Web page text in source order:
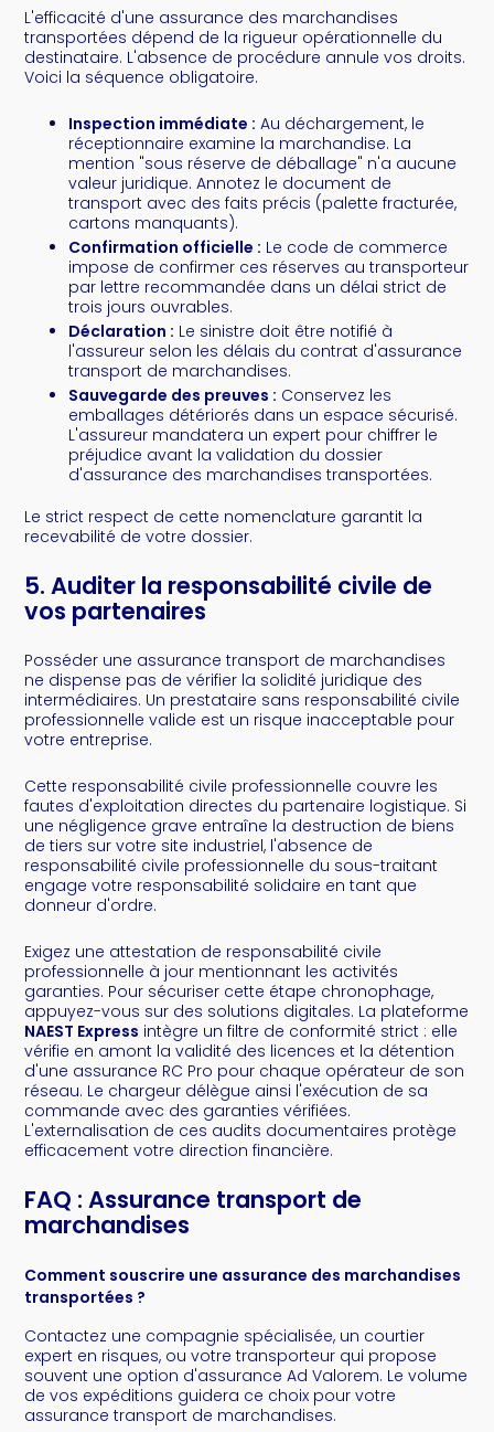
L'efficacité d'une assurance des marchandises
transportées dépend de la rigueur opérationnelle du
destinataire. L'absence de procédure annule vos droits.
Voici la séquence obligatoire.
Inspection immédiate : Au déchargement, le
réceptionnaire examine la marchandise. La
mention "sous réserve de déballage" n'a aucune
valeur juridique. Annotez le document de
transport avec des faits précis (palette fracturée,
cartons manquants).
Confirmation officielle : Le code de commerce
impose de confirmer ces réserves au transporteur
par lettre recommandée dans un délai strict de
trois jours ouvrables.
Déclaration : Le sinistre doit être notifié à
l'assureur selon les délais du contrat d'assurance
transport de marchandises.
Sauvegarde des preuves : Conservez les
emballages détériorés dans un espace sécurisé.
L'assureur mandatera un expert pour chiffrer le
préjudice avant la validation du dossier
d'assurance des marchandises transportées.
Le strict respect de cette nomenclature garantit la
recevabilité de votre dossier.
5. Auditer la responsabilité civile de
vos partenaires
Posséder une assurance transport de marchandises
ne dispense pas de vérifier la solidité juridique des
intermédiaires. Un prestataire sans responsabilité civile
professionnelle valide est un risque inacceptable pour
votre entreprise.
Cette responsabilité civile professionnelle couvre les
fautes d'exploitation directes du partenaire logistique. Si
une négligence grave entraîne la destruction de biens
de tiers sur votre site industriel, l'absence de
responsabilité civile professionnelle du sous-traitant
engage votre responsabilité solidaire en tant que
donneur d'ordre.
Exigez une attestation de responsabilité civile
professionnelle à jour mentionnant les activités
garanties. Pour sécuriser cette étape chronophage,
appuyez-vous sur des solutions digitales. La plateforme
NAEST Express intègre un filtre de conformité strict : elle
vérifie en amont la validité des licences et la détention
d'une assurance RC Pro pour chaque opérateur de son
réseau. Le chargeur délègue ainsi l'exécution de sa
commande avec des garanties vérifiées.
L'externalisation de ces audits documentaires protège
efficacement votre direction financière.
FAQ : Assurance transport de
marchandises
Comment souscrire une assurance des marchandises
transportées ?
Contactez une compagnie spécialisée, un courtier
expert en risques, ou votre transporteur qui propose
souvent une option d'assurance Ad Valorem. Le volume
de vos expéditions guidera ce choix pour votre
assurance transport de marchandises.